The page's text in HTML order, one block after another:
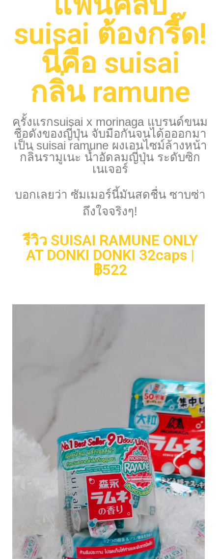
suisai ต้องกรี๊ด!
นี่คือ suisai
กลิ่น ramune
ครั้งแรกsuisai x morinaga แบรนด์ขนม
ชื่อดังของญี่ปุ่น จับมือกันจนได้อออกมา
เป็น suisai ramune ผงเอนไซม์ล้างหน้า
กลิ่นรามูเนะ น้ำอัดลมญี่ปุ่น ระดับซิก
เนเจอร์
บอกเลยว่า ซัมเมอร์นี้มันสดชื่น ซาบซ่า
ถึงใจจริงๆ!
รีวิว SUISAI RAMUNE ONLY
AT DONKI DONKI 32caps |
฿522